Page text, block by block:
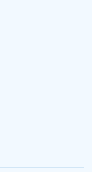
van Hypotheek
van
pagina van